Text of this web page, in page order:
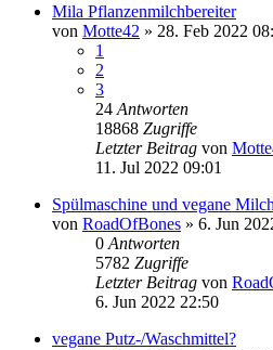
Mila Pflanzenmilchbereiter
von Motte42 » 28. Feb 2022
1
2
3
24 Antworten
18868 Zugriffe
Letzter Beitrag von
11. Jul 2022 09:01
Spülmaschine und vegane Milch
von RoadOfBones » 6. Jun
0 Antworten
5782 Zugriffe
Letzter Beitrag von
6. Jun 2022 22:50
vegane Putz-/Waschmittel?